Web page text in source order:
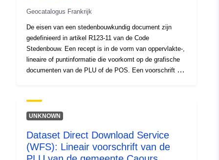
Geocatalogus Frankrijk
De eisen van een stedenbouwkundig document zijn
gedefinieerd in artikel R123-11 van de Code
Stedenbouw. Een recept is in de vorm van oppervlakte-,
lineaire of puntinformatie die voorkomt op de grafische
documenten van de PLU of de POS. Een voorschrift dat
regulering van het gebied.
UNKNOWN
Dataset Direct Download Service
(WFS): Lineair voorschrift van de